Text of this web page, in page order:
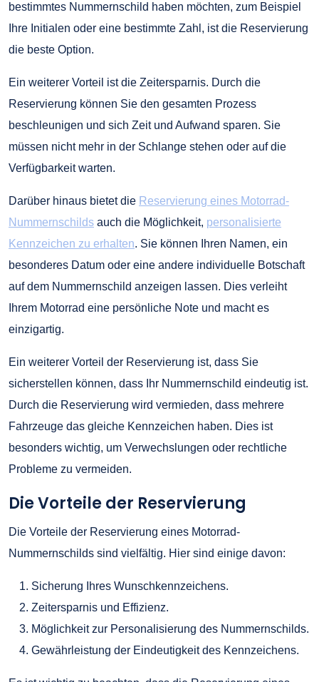
bestimmtes Nummernschild haben möchten, zum Beispiel
Ihre Initialen oder eine bestimmte Zahl, ist die Reservierung
die beste Option.
Ein weiterer Vorteil ist die Zeitersparnis. Durch die
Reservierung können Sie den gesamten Prozess
beschleunigen und sich Zeit und Aufwand sparen. Sie
müssen nicht mehr in der Schlange stehen oder auf die
Verfügbarkeit warten.
Darüber hinaus bietet die Reservierung eines Motorrad-
Nummernschilds auch die Möglichkeit, personalisierte
Kennzeichen zu erhalten. Sie können Ihren Namen, ein
besonderes Datum oder eine andere individuelle Botschaft
auf dem Nummernschild anzeigen lassen. Dies verleiht
Ihrem Motorrad eine persönliche Note und macht es
einzigartig.
Ein weiterer Vorteil der Reservierung ist, dass Sie
sicherstellen können, dass Ihr Nummernschild eindeutig ist.
Durch die Reservierung wird vermieden, dass mehrere
Fahrzeuge das gleiche Kennzeichen haben. Dies ist
besonders wichtig, um Verwechslungen oder rechtliche
Probleme zu vermeiden.
Die Vorteile der Reservierung
Die Vorteile der Reservierung eines Motorrad-
Nummernschilds sind vielfältig. Hier sind einige davon:
Sicherung Ihres Wunschkennzeichens.
Zeitersparnis und Effizienz.
Möglichkeit zur Personalisierung des Nummernschilds.
Gewährleistung der Eindeutigkeit des Kennzeichens.